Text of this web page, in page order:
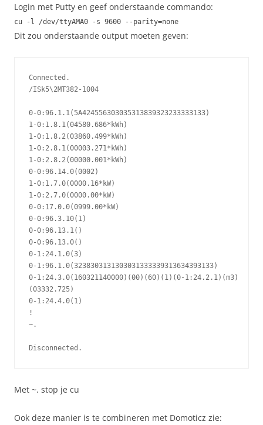
Login met Putty en geef onderstaande commando:
cu -l /dev/ttyAMA0 -s 9600 --parity=none
Dit zou onderstaande output moeten geven:
Connected.
/ISk5\2MT382-1004
0-0:96.1.1(5A424556303035313839323233333133)
1-0:1.8.1(04580.686*kWh)
1-0:1.8.2(03860.499*kWh)
1-0:2.8.1(00003.271*kWh)
1-0:2.8.2(00000.001*kWh)
0-0:96.14.0(0002)
1-0:1.7.0(0000.16*kW)
1-0:2.7.0(0000.00*kW)
0-0:17.0.0(0999.00*kW)
0-0:96.3.10(1)
0-0:96.13.1()
0-0:96.13.0()
0-1:24.1.0(3)
0-1:96.1.0(3238303131303031333339313634393133)
0-1:24.3.0(160321140000)(00)(60)(1)(0-1:24.2.1)(m3)
(03332.725)
0-1:24.4.0(1)
!
~.
Met ~. stop je cu
Ook deze manier is te combineren met Domoticz zie: